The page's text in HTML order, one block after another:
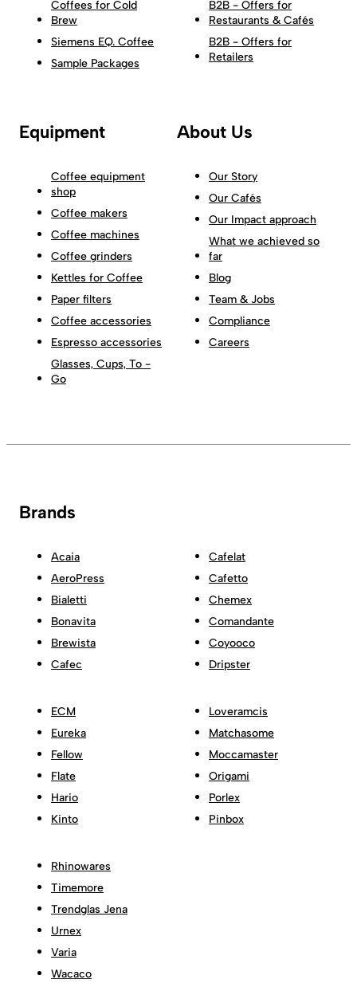
Coffees for Cold
Brew
Siemens EQ. Coffee
Sample Packages
B2B - Offers for
Restaurants & Cafés
B2B - Offers for
Retailers
Equipment
Coffee equipment
shop
Coffee makers
Coffee machines
Coffee grinders
Kettles for Coffee
Paper filters
Coffee accessories
Espresso accessories
Glasses, Cups, To -
Go
About Us
Our Story
Our Cafés
Our Impact approach
What we achieved so
far
Blog
Team & Jobs
Compliance
Careers
Brands
Acaia
AeroPress
Bialetti
Bonavita
Brewista
Cafec
Cafelat
Cafetto
Chemex
Comandante
Coyooco
Dripster
ECM
Eureka
Fellow
Flate
Hario
Kinto
Loveramcis
Matchasome
Moccamaster
Origami
Porlex
Pinbox
Rhinowares
Timemore
Trendglas Jena
Urnex
Varia
Wacaco